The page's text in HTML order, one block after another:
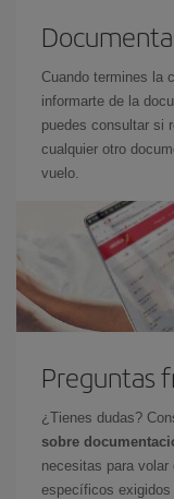
Cuando termines la
informarte de la
puedes consultar si
cualquier otro
vuelo.
Preguntas
¿Tienes dudas?
sobre
necesitas para
específicos exigidos